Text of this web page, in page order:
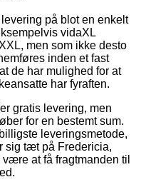
på blot en enkelt
vidaXL
men som ikke desto
inden et fast
de har mulighed for at
har fyraften.
gratis levering, men
for en bestemt sum.
leveringsmetode,
sig tæt på Fredericia,
at få fragtmanden til